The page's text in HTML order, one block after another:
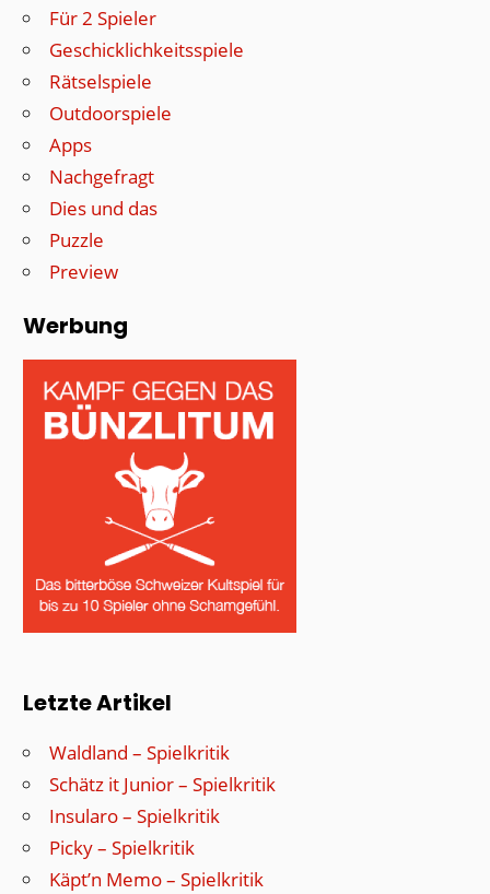
Für 2 Spieler
Geschicklichkeitsspiele
Rätselspiele
Outdoorspiele
Apps
Nachgefragt
Dies und das
Puzzle
Preview
Werbung
Letzte Artikel
Waldland – Spielkritik
Schätz it Junior – Spielkritik
Insularo – Spielkritik
Picky – Spielkritik
Käpt’n Memo – Spielkritik